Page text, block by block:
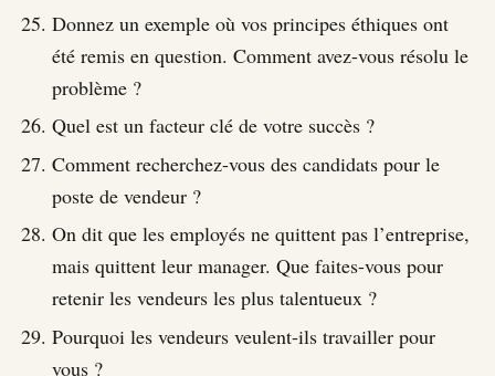
Donnez un exemple où vos principes éthiques ont
été remis en question. Comment avez-vous résolu le
problème ?
Quel est un facteur clé de votre succès ?
Comment recherchez-vous des candidats pour le
poste de vendeur ?
On dit que les employés ne quittent pas l’entreprise,
mais quittent leur manager. Que faites-vous pour
retenir les vendeurs les plus talentueux ?
Pourquoi les vendeurs veulent-ils travailler pour
vous ?